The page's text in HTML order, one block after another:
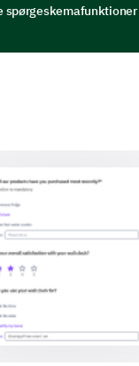
spørgeskemafunktioner